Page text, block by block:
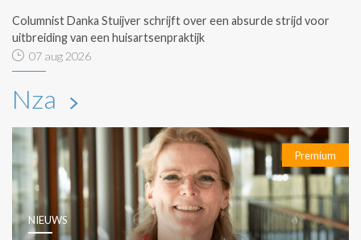
Columnist Danka Stuijver schrijft over een absurde strijd voor
uitbreiding van een huisartsenpraktijk
07 aug 2026
Nza
Premium
NIEUWS